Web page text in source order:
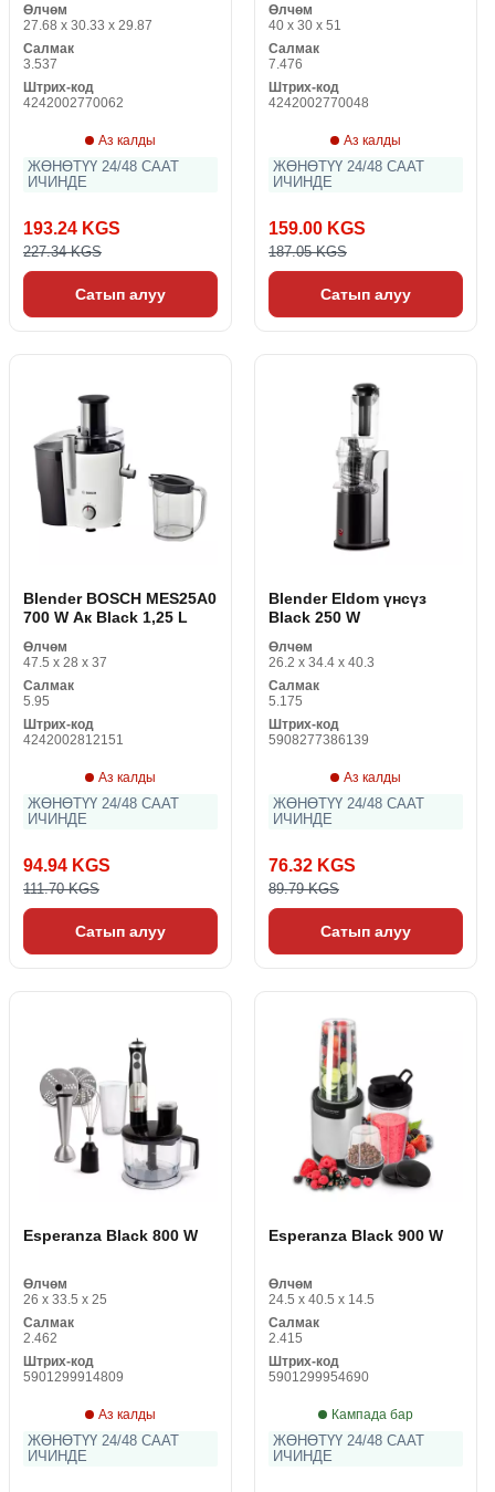
Өлчөм
27.68 x 30.33 x 29.87
Салмак
3.537
Штрих-код
4242002770062
Аз калды
ЖӨНӨТҮҮ 24/48 СААТ
ИЧИНДЕ
193.24 KGS
227.34 KGS
Сатып алуу
Өлчөм
40 x 30 x 51
Салмак
7.476
Штрих-код
4242002770048
Аз калды
ЖӨНӨТҮҮ 24/48 СААТ
ИЧИНДЕ
159.00 KGS
187.05 KGS
Сатып алуу
Blender BOSCH MES25A0
700 W Ак Black 1,25 L
Өлчөм
47.5 x 28 x 37
Салмак
5.95
Штрих-код
4242002812151
Аз калды
ЖӨНӨТҮҮ 24/48 СААТ
ИЧИНДЕ
94.94 KGS
111.70 KGS
Сатып алуу
Blender Eldom үнсүз
Black 250 W
Өлчөм
26.2 x 34.4 x 40.3
Салмак
5.175
Штрих-код
5908277386139
Аз калды
ЖӨНӨТҮҮ 24/48 СААТ
ИЧИНДЕ
76.32 KGS
89.79 KGS
Сатып алуу
Esperanza Black 800 W
Өлчөм
26 x 33.5 x 25
Салмак
2.462
Штрих-код
5901299914809
Аз калды
ЖӨНӨТҮҮ 24/48 СААТ
ИЧИНДЕ
Esperanza Black 900 W
Өлчөм
24.5 x 40.5 x 14.5
Салмак
2.415
Штрих-код
5901299954690
Кампада бар
ЖӨНӨТҮҮ 24/48 СААТ
ИЧИНДЕ